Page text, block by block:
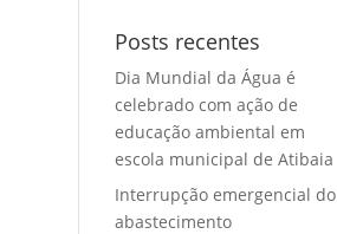
Posts recentes
Dia Mundial da Água é
celebrado com ação de
educação ambiental em
escola municipal de Atibaia
Interrupção emergencial do
abastecimento